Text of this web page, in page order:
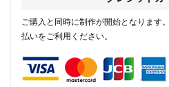
ご購入と同時に制作が開始となります。
払いをご利用ください。